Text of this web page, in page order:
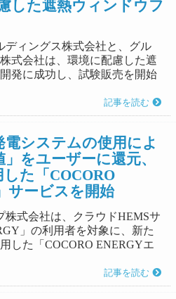
した遮熱ウィンドウフ
ディングス株式会社と、グル
式会社は、環境に配慮した遮
発に成功し、試験販売を開始
記事を読む
電システムの使用によ
をユーザーに還元、
た「COCORO
サービスを開始
株式会社は、クラウドHEMSサ
」の利用者を対象に、新た
した「COCORO ENERGYエ
記事を読む